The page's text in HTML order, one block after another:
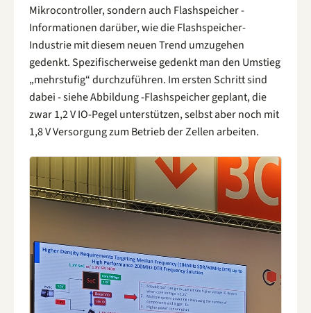
Mikrocontroller, sondern auch Flashspeicher -
Informationen darüber, wie die Flashspeicher-
Industrie mit diesem neuen Trend umzugehen
gedenkt. Spezifischerweise gedenkt man den Umstieg
„mehrstufig“ durchzuführen. Im ersten Schritt sind
dabei - siehe Abbildung -Flashspeicher geplant, die
zwar 1,2 V IO-Pegel unterstützen, selbst aber noch mit
1,8 V Versorgung zum Betrieb der Zellen arbeiten.